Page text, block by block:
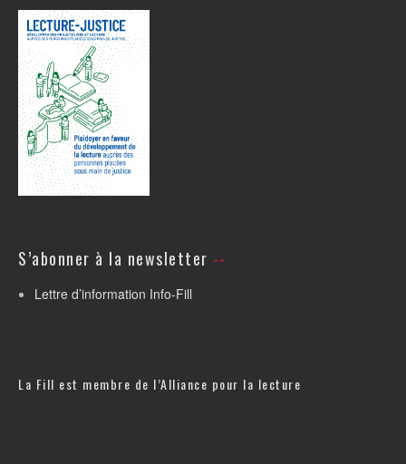
S’abonner à la newsletter
Lettre d’information Info-Fill
La Fill est membre de l’Alliance pour la lecture